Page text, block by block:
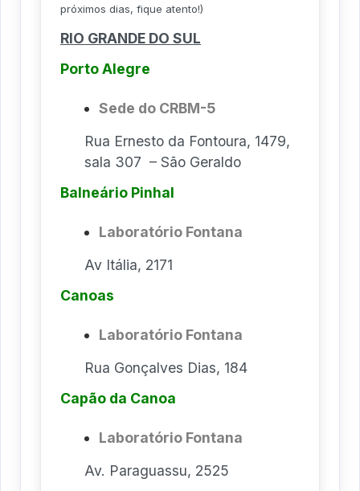
próximos dias, fique atento!)
RIO GRANDE DO SUL
Porto Alegre
Sede do CRBM-5
Rua Ernesto da Fontoura, 1479,
sala 307 – São Geraldo
Balneário Pinhal
Laboratório Fontana
Av Itália, 2171
Canoas
Laboratório Fontana
Rua Gonçalves Dias, 184
Capão da Canoa
Laboratório Fontana
Av. Paraguassu, 2525